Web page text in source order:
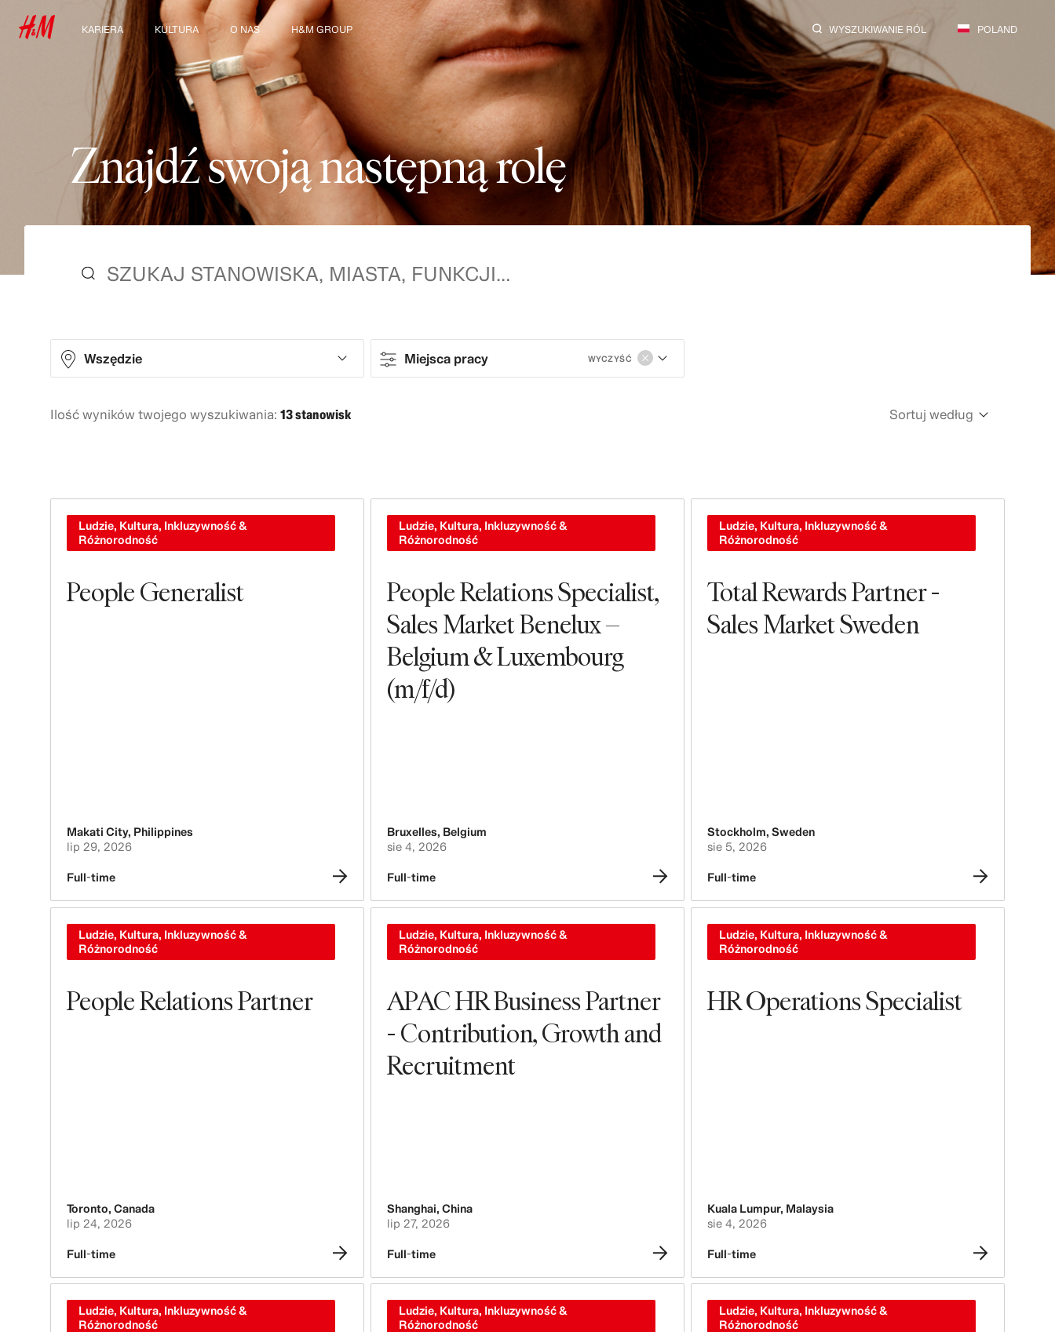
KARIERA
Odkryj nasze obszary
pracy
Studenci & osoby
rozpoczynające karierę
zawodową
KULTURA
Nasza kultura i benefity
O NAS
Kim jesteśmy
Zrównoważony rozwój
Inkluzywność &
H&M GROUP
Poznaj Grupę
WYSZUKIWANIE RÓL POLAND
Znajdźswojąnastępnąrolę
Wszędzie
North America
1
Miejsca pracy WYCZYŚĆ
Miejsca pracy
Sklepy
Leasing, Budownictwo, Projektowanie
Obiektów & Sklepów
Kierownictwo & Przywództwo
Logistyka
Projektowanie & Rozwój Produktu
Prawo, Administracja, Bezpieczeństwo
& Zgodność z Przepisami
Controlling Biznesowy
Rachunkowość & Finanse
Ludzie, Kultura, Inkluzywność &
Różnorodność
Ilość wyników twojego wyszukiwania: 13 stanowisk Sortuj według
People Generalist
Ludzie, Kultura, Inkluzywność &
Różnorodność
Makati City, Philippines
lip 29, 2026
Full-time
People Relations Specialist,
Sales Market Benelux –
Belgium & Luxembourg
(m/f/d)
Ludzie, Kultura, Inkluzywność &
Różnorodność
Bruxelles, Belgium
sie 4, 2026
Full-time
Total Rewards Partner -
Sales Market Sweden
Ludzie, Kultura, Inkluzywność &
Różnorodność
Stockholm, Sweden
sie 5, 2026
Full-time
People Relations Partner
Ludzie, Kultura, Inkluzywność &
Różnorodność
Toronto, Canada
lip 24, 2026
Full-time
APAC HR Business Partner
- Contribution, Growth and
Recruitment
Ludzie, Kultura, Inkluzywność &
Różnorodność
Shanghai, China
lip 27, 2026
Full-time
HR Operations Specialist
Ludzie, Kultura, Inkluzywność &
Różnorodność
Kuala Lumpur, Malaysia
sie 4, 2026
Full-time
Ludzie, Kultura, Inkluzywność &
Różnorodność
Ludzie, Kultura, Inkluzywność &
Różnorodność
Ludzie, Kultura, Inkluzywność &
Różnorodność